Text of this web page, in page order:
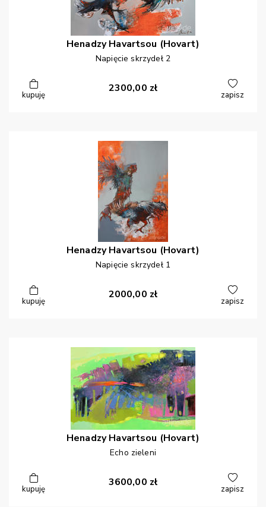
Henadzy Havartsou (Hovart)
Napięcie skrzydeł 2
kupuję
2300,00 zł
zapisz
Henadzy Havartsou (Hovart)
Napięcie skrzydeł 1
kupuję
2000,00 zł
zapisz
Henadzy Havartsou (Hovart)
Echo zieleni
kupuję
3600,00 zł
zapisz